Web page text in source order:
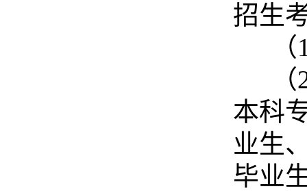
招生
（
（
本科
业生
毕业